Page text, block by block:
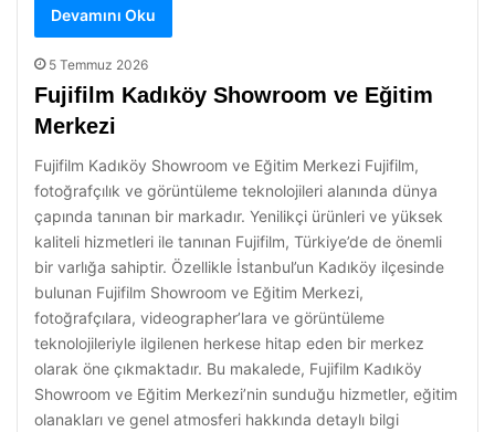
Devamını Oku
5 Temmuz 2026
Fujifilm Kadıköy Showroom ve Eğitim
Merkezi
Fujifilm Kadıköy Showroom ve Eğitim Merkezi Fujifilm,
fotoğrafçılık ve görüntüleme teknolojileri alanında dünya
çapında tanınan bir markadır. Yenilikçi ürünleri ve yüksek
kaliteli hizmetleri ile tanınan Fujifilm, Türkiye’de de önemli
bir varlığa sahiptir. Özellikle İstanbul’un Kadıköy ilçesinde
bulunan Fujifilm Showroom ve Eğitim Merkezi,
fotoğrafçılara, videographer’lara ve görüntüleme
teknolojileriyle ilgilenen herkese hitap eden bir merkez
olarak öne çıkmaktadır. Bu makalede, Fujifilm Kadıköy
Showroom ve Eğitim Merkezi’nin sunduğu hizmetler, eğitim
olanakları ve genel atmosferi hakkında detaylı bilgi